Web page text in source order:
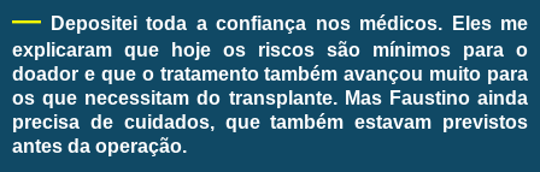
— Depositei toda a confiança nos médicos. Eles me
explicaram que hoje os riscos são mínimos para o
doador e que o tratamento também avançou muito para
os que necessitam do transplante. Mas Faustino ainda
precisa de cuidados, que também estavam previstos
antes da operação.